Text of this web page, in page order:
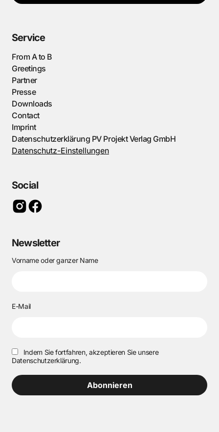
Service
From A to B
Greetings
Partner
Presse
Downloads
Contact
Imprint
Datenschutzerklärung PV Projekt Verlag GmbH
Datenschutz-Einstellungen
Social
Newsletter
Vorname oder ganzer Name
E-Mail
Indem Sie fortfahren, akzeptieren Sie unsere
Datenschutzerklärung.